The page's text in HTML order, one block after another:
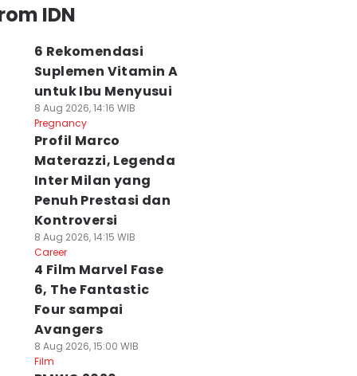
IDN
6 Rekomendasi
Suplemen Vitamin A
untuk Ibu Menyusui
8 Aug 2026, 14:16 WIB
Pregnancy
Profil Marco
Materazzi, Legenda
Inter Milan yang
Penuh Prestasi dan
Kontroversi
8 Aug 2026, 14:15 WIB
Career
4 Film Marvel Fase
6, The Fantastic
Four sampai
Avangers
8 Aug 2026, 15:00 WIB
Film